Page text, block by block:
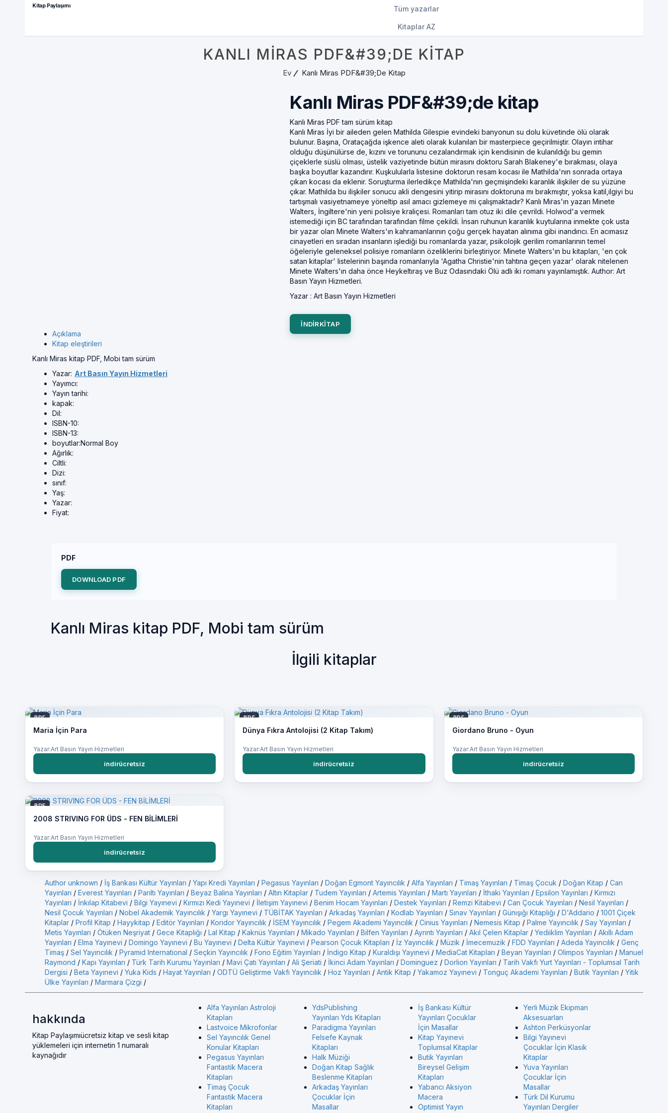
Kitap Paylaşımı Tüm yazarlar
Kitaplar AZ
KANLI MIRAS PDF&#39;DE KITAP
Ev Kanlı Miras PDF&#39;de Kitap
Kanlı Miras PDF&#39;de kitap
Kanlı Miras PDF tam sürüm kitap
Kanlı Miras İyi bir aileden gelen Mathilda Gilespie evindeki banyonun su dolu küvetinde ölü olarak
bulunur. Başına, Orataçağda işkence aleti olarak kulanılan bir masterpiece geçirilmiştir. Olayın intihar
olduğu düşünülürse de, kızını ve torununu cezalandırmak için kendisinin de kulanıldığı bu gemin
çiçeklerle süslü olması, üstelik vaziyetinde bütün mirasını doktoru Sarah Blakeney'e bırakması, olaya
başka boyutlar kazandırır. Kuşkulularla listesine doktorun resam kocası ile Mathilda'nın sonrada ortaya
çıkan kocası da eklenir. Soruşturma ilerledikçe Mathilda'nın geçmişindeki karanlık ilişkiler de su yüzüne
çıkar. Mathilda bu ilişkiler sonucu akli dengesini yitirip mirasını doktoruna mı bırakmıştır, yoksa katil,ilgiyi bu
tartışmalı vasiyetnameye yöneltip asıl amacı gizlemeye mi çalışmaktadır? Kanlı Miras'ın yazarı Minete
Walters, İngiltere'nin yeni polisiye kraliçesi. Romanları tam otuz iki dile çevrildi. Holwod'a vermek
istemediği için BC tarafından tarafından filme çekildi. İnsan ruhunun karanlık kuytularına inmekte çok usta
bir yazar olan Minete Walters'ın kahramanlarının çoğu gerçek hayatan alınıma gibi inandırıcı. En acımasız
cinayetleri en sıradan insanların işlediği bu romanlarda yazar, psikolojik gerilim romanlarının temel
öğeleriyle geleneksel polisiye romanların özeliklerini birleştiriyor. Minete Walters'ın bu kitapları, 'en çok
satan kitaplar' listelerinin başında romanlarıyla 'Agatha Christie'nin tahtına geçen yazar' olarak nitelenen
Minete Walters'ın daha önce Heykeltıraş ve Buz Odasındaki Ölü adlı iki romanı yayınlamıştık. Author: Art
Basın Yayın Hizmetleri.
Yazar :Art Basın Yayın Hizmetleri
INDIRKITAP
Açıklama
Kitap eleştirileri
Kanlı Miras kitap PDF, Mobi tam sürüm
Yazar: Art Basın Yayın Hizmetleri
Yayımcı:
Yayın tarihi:
kapak:
Dil:
ISBN-10:
ISBN-13:
boyutlar:Normal Boy
Ağırlık:
Ciltli:
Dizi:
sınıf:
Yaş:
Yazar:
Fiyat:
PDF
DOWNLOAD PDF
Kanlı Miras kitap PDF, Mobi tam sürüm
İlgili kitaplar
PDF
Maria İçin Para
Yazar:Art Basın Yayın Hizmetleri
indirücretsiz
PDF
Dünya Fıkra Antolojisi (2 Kitap Takım)
Yazar:Art Basın Yayın Hizmetleri
indirücretsiz
PDF
Giordano Bruno - Oyun
Yazar:Art Basın Yayın Hizmetleri
indirücretsiz
PDF
2008 STRIVING FOR ÜDS - FEN BİLİMLERİ
Yazar:Art Basın Yayın Hizmetleri
indirücretsiz
Author unknown / İş Bankası Kültür Yayınları / Yapı Kredi Yayınları / Pegasus Yayınları / Doğan Egmont Yayıncılık / Alfa Yayınları / Timaş Yayınları / Timaş Çocuk / Doğan Kitap / Can
Yayınları / Everest Yayınları / Parıltı Yayınları / Beyaz Balina Yayınları / Altın Kitaplar / Tudem Yayınları / Artemis Yayınları / Martı Yayınları / İthaki Yayınları / Epsilon Yayınları / Kırmızı
Yayınları / İnkılap Kitabevi / Bilgi Yayınevi / Kırmızı Kedi Yayınevi / İletişim Yayınevi / Benim Hocam Yayınları / Destek Yayınları / Remzi Kitabevi / Can Çocuk Yayınları / Nesil Yayınları /
Nesil Çocuk Yayınları / Nobel Akademik Yayıncılık / Yargı Yayınevi / TÜBİTAK Yayınları / Arkadaş Yayınları / Kodlab Yayınları / Sınav Yayınları / Günışığı Kitaplığı / D'Addario / 1001 Çiçek
Kitaplar / Profil Kitap / Hayykitap / Editör Yayınları / Koridor Yayıncılık / İSEM Yayıncılık / Pegem Akademi Yayıncılık / Cinius Yayınları / Nemesis Kitap / Palme Yayıncılık / Say Yayınları /
Metis Yayınları / Ötüken Neşriyat / Gece Kitaplığı / Lal Kitap / Kaknüs Yayınları / Mikado Yayınları / Bilfen Yayınları / Ayrıntı Yayınları / Akıl Çelen Kitaplar / Yediiklim Yayınları / Akıllı Adam
Yayınları / Elma Yayınevi / Domingo Yayınevi / Bu Yayınevi / Delta Kültür Yayınevi / Pearson Çocuk Kitapları / İz Yayıncılık / Müzik / İmecemuzik / FDD Yayınları / Adeda Yayıncılık / Genç
Timaş / Sel Yayıncılık / Pyramid International / Seçkin Yayıncılık / Fono Eğitim Yayınları / İndigo Kitap / Kuraldışı Yayınevi / MediaCat Kitapları / Beyan Yayınları / Olimpos Yayınları / Manuel
Raymond / Kapı Yayınları / Türk Tarih Kurumu Yayınları / Mavi Çatı Yayınları / Ali Şeriati / İkinci Adam Yayınları / Dominguez / Dorlion Yayınları / Tarih Vakfı Yurt Yayınları - Toplumsal Tarih
Dergisi / Beta Yayınevi / Yuka Kids / Hayat Yayınları / ODTÜ Geliştirme Vakfı Yayıncılık / Hoz Yayınları / Antik Kitap / Yakamoz Yayınevi / Tonguç Akademi Yayınları / Butik Yayınları / Yitik
Ülke Yayınları / Marmara Çizgi /
hakkında
Kitap Paylaşımıücretsiz kitap ve sesli kitap
yüklemeleri için internetin 1 numaralı
kaynağıdır
Alfa Yayınları Astroloji
Kitapları
Lastvoice Mikrofonlar
Sel Yayıncılık Genel
Konular Kitapları
Pegasus Yayınları
Fantastik Macera
Kitapları
Timaş Çocuk
Fantastik Macera
Kitapları
YdsPublishing
Yayınları Yds Kitapları
Paradigma Yayınları
Felsefe Kaynak
Kitapları
Halk Müziği
Doğan Kitap Sağlık
Beslenme Kitapları
Arkadaş Yayınları
Çocuklar İçin
Masallar
İş Bankası Kültür
Yayınları Çocuklar
İçin Masallar
Kitap Yayınevi
Toplumsal Kitaplar
Butik Yayınları
Bireysel Gelişim
Kitapları
Yabancı Aksiyon
Macera
Optimist Yayın
Yerli Müzik Ekipman
Aksesuarları
Ashton Perküsyonlar
Bilgi Yayınevi
Çocuklar İçin Klasik
Kitaplar
Yuva Yayınları
Çocuklar İçin
Masallar
Türk Dil Kurumu
Yayınları Dergiler